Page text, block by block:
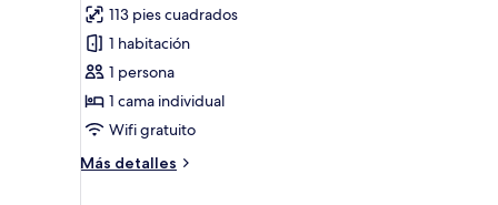
Habitación
individual
Deluxe
113 pies cuadrados
1 habitación
1 persona
1 cama individual
Wifi gratuito
Más detalles
Más